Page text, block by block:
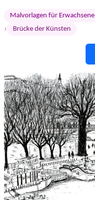
Malvorlagen für Erwachsene
› Brücke der Künsten